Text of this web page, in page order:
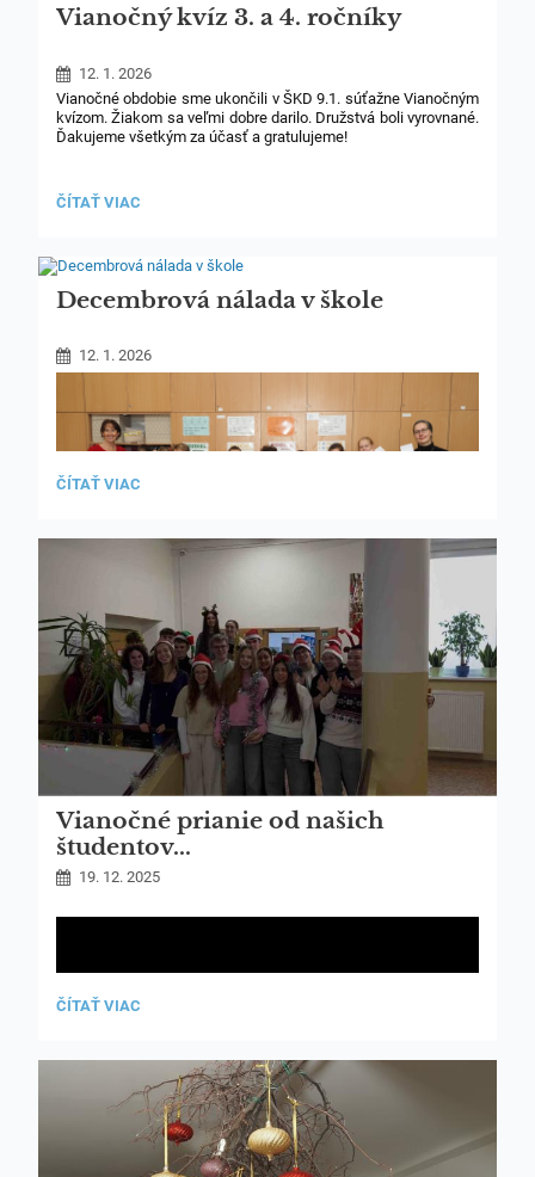
Vianočný kvíz 3. a 4. ročníky
12. 1. 2026
Vianočné obdobie sme ukončili v ŠKD 9.1. súťažne Vianočným
kvízom. Žiakom sa veľmi dobre darilo. Družstvá boli vyrovnané.
Ďakujeme všetkým za účasť a gratulujeme!
VIANOČNÝ
4.
ROČNÍKY:
ČÍTAŤ VIAC
Decembrová nálada v škole
12. 1. 2026
DECEMBROVÁ
ŠKOLE:
ČÍTAŤ VIAC
Vianočné prianie od našich
študentov...
19. 12. 2025
VIANOČNÉ
NAŠICH
ČÍTAŤ VIAC